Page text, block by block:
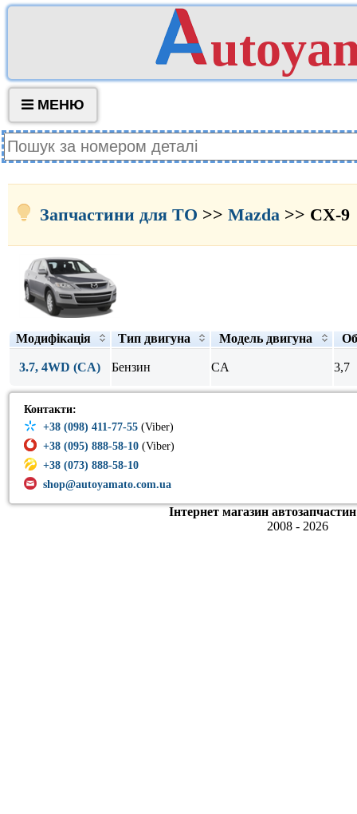
МЕНЮ
Запчастини для ТО >> Mazda >> CX-9
Модифікація Тип двигуна Модель двигуна
3.7, 4WD (CA) Бензин CA 3,7
Контакти:
+38 (098) 411-77-55 (Viber)
+38 (095) 888-58-10 (Viber)
+38 (073) 888-58-10
shop@autoyamato.com.ua
Інтернет магазин
2008 - 2026